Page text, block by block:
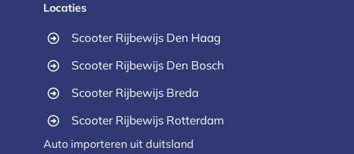
Locaties
Scooter Rijbewijs Den Haag
Scooter Rijbewijs Den Bosch
Scooter Rijbewijs Breda
Scooter Rijbewijs Rotterdam
Auto importeren uit duitsland